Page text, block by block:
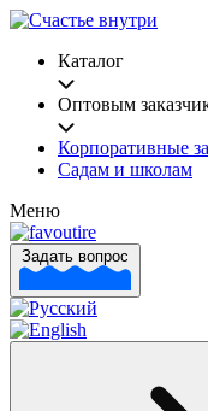
Каталог
Оптовым
Корпоративные
Садам и школам
Меню
Задать вопрос